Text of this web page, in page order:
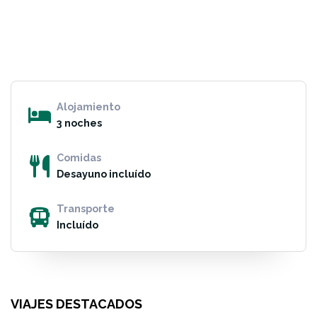
Alojamiento
3 noches
Comidas
Desayuno incluído
Transporte
Incluído
VIAJES DESTACADOS